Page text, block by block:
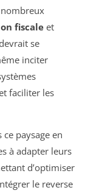
fiscaleet
se
inciter
faciliter les
paysage en
à adapter leurs
d’optimiser
le reverse